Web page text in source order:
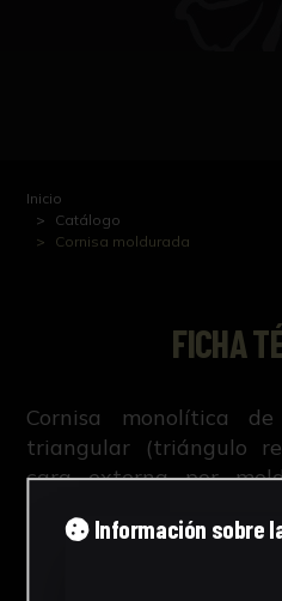
Inicio
Catálogo
Cornisa moldurada
FICHA
Cornisa monolítica
triangular (triángulo
cara externa por
Información sobre